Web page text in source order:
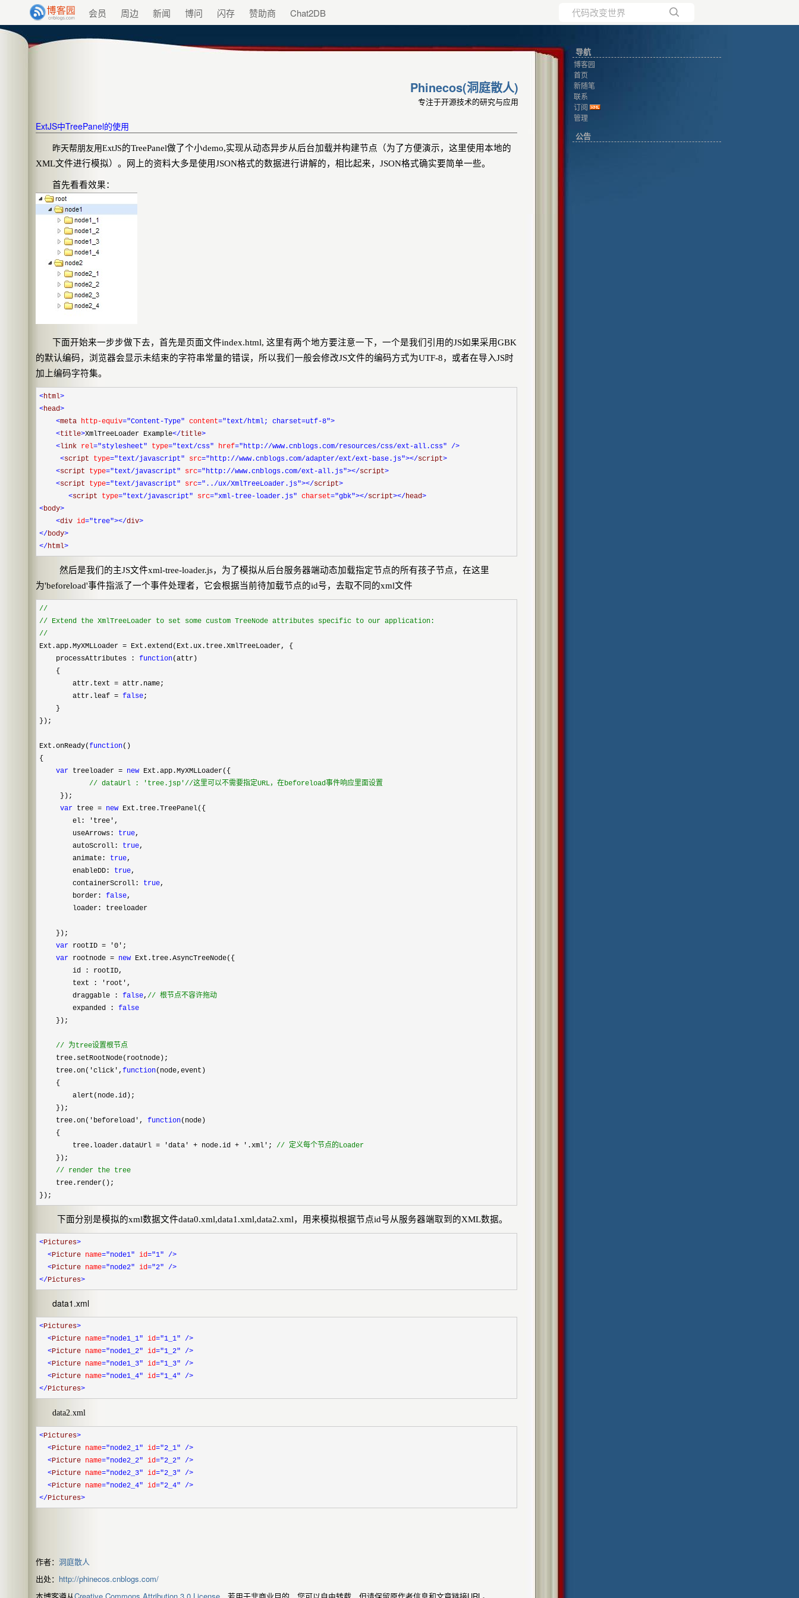
会员 周边 新闻 博问 闪存 赞助商 Chat2DB
Phinecos(洞庭散人)
专注于开源技术的研究与应用
ExtJS中TreePanel的使用
昨天帮朋友用ExtJS的TreePanel做了个小demo,实现从动态异步从后台加载并构建节点（为了方便演示，这里使用本地的
XML文件进行模拟）。网上的资料大多是使用JSON格式的数据进行讲解的，相比起来， JSON格式确实要简单一些。
首先看看效果：
下面开始来一步步做下去，首先是页面文件index.html, 这里有两个地方要注意一下，一个是我们引用的JS如果采用GBK
的默认编码，浏览器会显示未结束的字符串常量的错误，所以我们一般会修改JS文件的编码方式为UTF-8，或者在导入JS时
加上编码字符集。
<html>
<head>
<meta http-equiv="Content-Type" content="text/html; charset=utf-8">
<title>XmlTreeLoader Example</title>
<link rel="stylesheet" type="text/css" href="http://www.cnblogs.com/resources/css/ext-all.css" />
<script type="text/javascript" src="http://www.cnblogs.com/adapter/ext/ext-base.js"></script>
<script type="text/javascript" src="http://www.cnblogs.com/ext-all.js"></script>
<script type="text/javascript" src="../ux/XmlTreeLoader.js"></script>
<script type="text/javascript" src="xml-tree-loader.js" charset="gbk"></script></head>
<body>
<div id="tree"></div>
</body>
</html>
然后是我们的主JS文件xml-tree-loader.js，为了模拟从后台服务器端动态加载指定节点的所有孩子节点，在这里
为'beforeload'事件指派了一个事件处理者，它会根据当前待加载节点的id号，去取不同的xml文件
//
// Extend the XmlTreeLoader to set some custom TreeNode attributes specific to our application:
//
Ext.app.MyXMLLoader = Ext.extend(Ext.ux.tree.XmlTreeLoader, {
processAttributes : function(attr)
{
attr.text = attr.name;
attr.leaf = false;
}
});
Ext.onReady(function()
{
var treeloader = new Ext.app.MyXMLLoader({
// dataUrl : 'tree.jsp'//这里可以不需要指定URL，在beforeload事件响应里面设置
});
var tree = new Ext.tree.TreePanel({
el:
' tree ' ,
useArrows: true,
autoScroll: true,
animate: true,
enableDD: true,
containerScroll: true,
border: false,
loader: treeloader
});
var rootID = '0 ' ;
var rootnode = new Ext.tree.AsyncTreeNode({
id : rootID,
text :
' root ' ,
draggable : false, // 根节点不容许拖动
expanded : false
});
// 为tree设置根节点
tree.setRootNode(rootnode);
tree.on( 'click ' , function(node,event)
{
alert(node.id);
});
tree.on( ' beforeload ' , function(node)
{
tree.loader.dataUrl = 'data ' + node.id + ' .xml ' ; // 定义每个节点的Loader
});
// render the tree
tree.render();
});
下面分别是模拟的xml数据文件data0.xml,data1.xml,data2.xml，用来模拟根据节点id号从服务器端取到的XML数据。
<Pictures>
<Picture name="node1" id="1" />
<Picture name="node2" id="2" />
</Pictures>
data1.xml
<Pictures>
<Picture name="node1_1" id="1_1" />
<Picture name="node1_2" id="1_2" />
<Picture name="node1_3" id="1_3" />
<Picture name="node1_4" id="1_4" />
</Pictures>
data2.xml
<Pictures>
<Picture name="node2_1" id="2_1" />
<Picture name="node2_2" id="2_2" />
<Picture name="node2_3" id="2_3" />
<Picture name="node2_4" id="2_4" />
</Pictures>
作者： 洞庭散人
出处： http://phinecos.cnblogs.com/
本博客遵从Creative Commons Attribution 3.0 License ，若用于非商业目的，您可以自由转载，但请保留原作者信息和文章链接URL。
导航
博客园
首页
新随笔
联系
订阅
管理
公告